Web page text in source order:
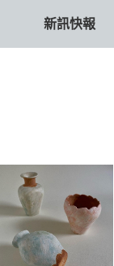
新訊快報